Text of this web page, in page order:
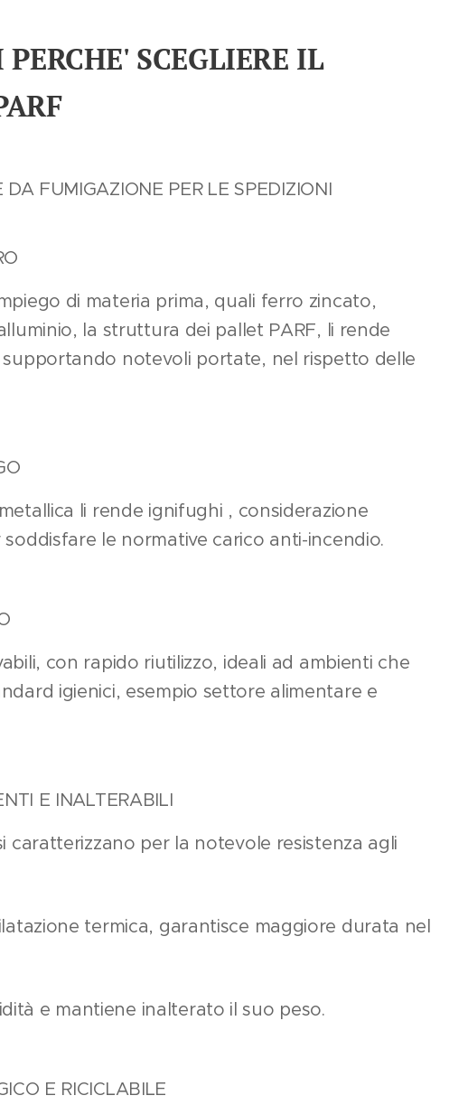
SCEGLIERE IL
DA FUMIGAZIONE PER LE SPEDIZIONI
di materia prima, quali ferro zincato,
la struttura dei pallet PARF, li rende
notevoli portate, nel rispetto delle
li rende ignifughi , considerazione
soddisfare le normative carico anti-incendio.
con rapido riutilizzo, ideali ad ambienti che
igienici, esempio settore alimentare e
E INALTERABILI
caratterizzano per la notevole resistenza agli
termica, garantisce maggiore durata nel
e mantiene inalterato il suo peso.
E RICICLABILE